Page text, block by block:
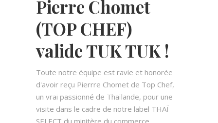
Pierre Chomet
(TOP CHEF)
valide TUK TUK !
Toute notre équipe est ravie et honorée
d'avoir reçu Pierrre Chomet de Top Chef,
un vrai passionné de Thaïlande, pour une
visite dans le cadre de notre label THAÏ
SELECT du minitère du commerce